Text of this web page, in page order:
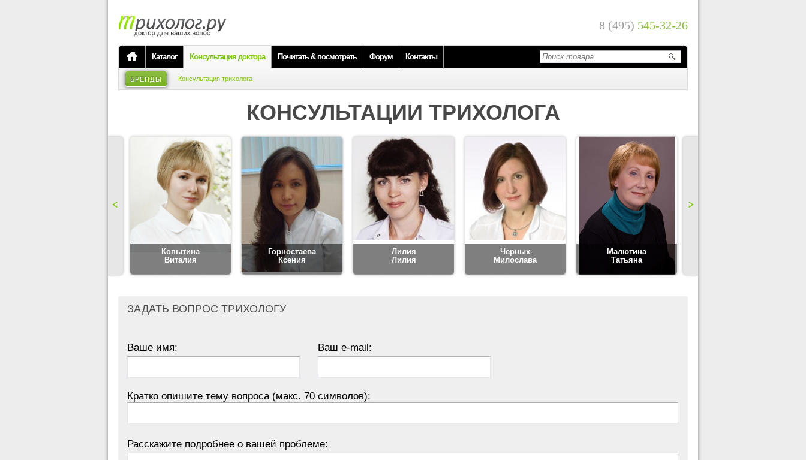
8 (495) 545-32-26
Каталог Консультация доктора Почитать & посмотреть Форум Контакты
БРЕНДЫ Консультация трихолога
КОНСУЛЬТАЦИИ ТРИХОЛОГА
Копытина
Виталия
Горностаева
Ксения
Лилия
Лилия
Черных
Милослава
Малютина
Татьяна
ЗАДАТЬ ВОПРОС ТРИХОЛОГУ
Ваше имя: Ваш e-mail:
Кратко опишите тему вопроса (макс. 70 символов):
Расскажите подробнее о вашей проблеме: